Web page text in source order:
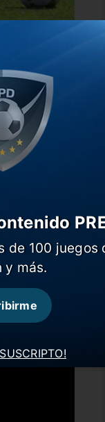
una tarde
el mejor
100
y más.